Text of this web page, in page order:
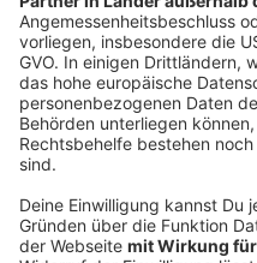
30. September:
Rahmen der
Oktober
3. Oktober:
7. Oktober:
27. Oktober:
Hafen.